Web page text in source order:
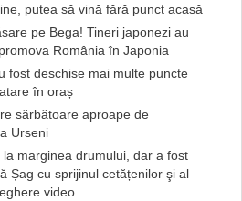
putea să vină fără punct acasă
pe Bega! Tineri japonezi au
România în Japonia
fost deschise mai multe puncte
în oraș
sărbătoare aproape de
Urseni
marginea drumului, dar a fost
Șag cu sprijinul cetățenilor şi al
video